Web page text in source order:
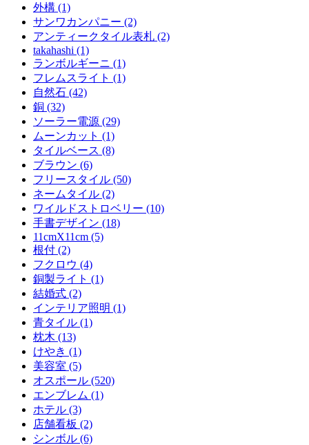
外構 (1)
サンワカンパニー (2)
アンティークタイル表札 (2)
takahashi (1)
ランボルギーニ (1)
フレムスライト (1)
自然石 (42)
銅 (32)
ソーラー電源 (29)
ムーンカット (1)
タイルベース (8)
ブラウン (6)
フリースタイル (50)
ネームタイル (2)
ワイルドストロベリー (10)
手書デザイン (18)
11cmX11cm (5)
根付 (2)
フクロウ (4)
銅製ライト (1)
結婚式 (2)
インテリア照明 (1)
青タイル (1)
枕木 (13)
けやき (1)
美容室 (5)
オスポール (520)
エンブレム (1)
ホテル (3)
店舗看板 (2)
シンボル (6)